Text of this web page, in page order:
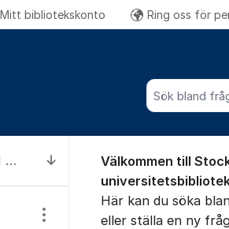
Sök bland alla
bibliotekskonto Ring oss för
Till senaste kommentaren
Can I use the printers in the library if I do not have a university card?
Visa/dölj inställningar för inlägg/
Välkommen till
Här kan du söka
eller ställa en ny